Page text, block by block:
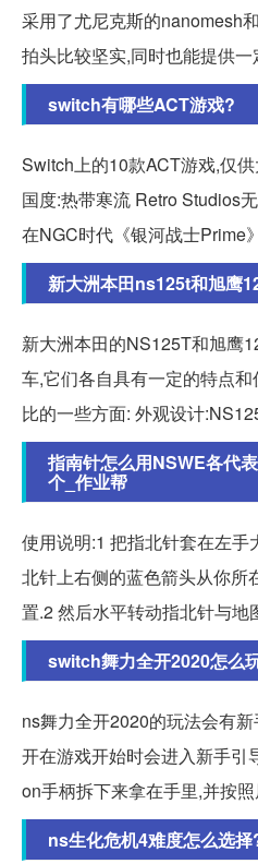
采用了尤尼克斯的nanomesh
拍头比较坚实,同时也能提供一
switch有哪些ACT游戏?
Switch上的10款ACT游戏,仅
国度:热带寒流 Retro Studios
在NGC时代《银河战士Prime
新大洲本田ns125t和旭鹰
新大洲本田的NS125T和旭鹰
车,它们各自具有一定的特点
比的一些方面: 外观设计
指南针怎么用NSWE各代
个_作业帮
使用说明:1 把指北针套在左
北针上右侧的蓝色箭头从你所
置.2 然后水平转动指北针与地
switch舞力全开2020怎么
ns舞力全开2020的玩法会有
开在游戏开始时会进入新手引
on手柄拆下来拿在手里,并按照
ns生化危机4难度怎么选择